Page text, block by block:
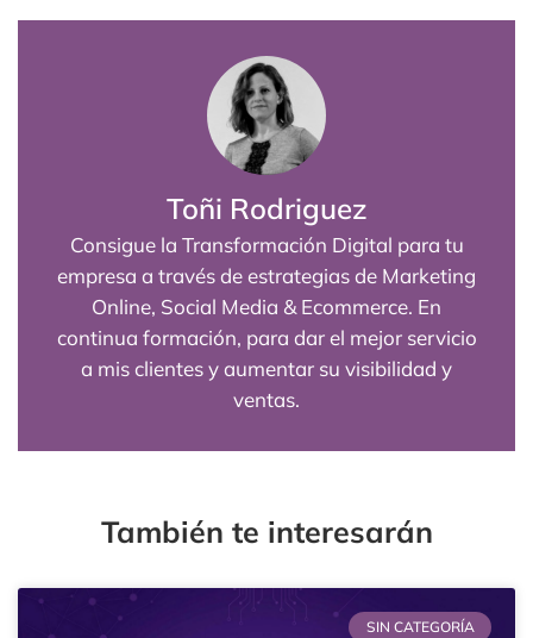
Toñi Rodriguez
Consigue la Transformación Digital para tu
empresa a través de estrategias de Marketing
Online, Social Media & Ecommerce. En
continua formación, para dar el mejor servicio
a mis clientes y aumentar su visibilidad y
ventas.
También te interesarán
SIN CATEGORÍA